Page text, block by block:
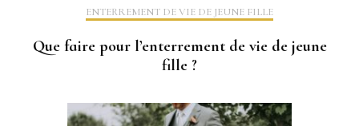
ENTERREMENT DE VIE DE JEUNE FILLE
Que faire pour l’enterrement de vie de jeune
fille ?